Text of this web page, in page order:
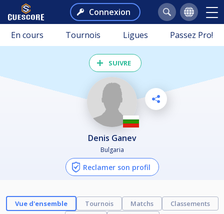
Connexion
En cours Tournois Ligues Passez Pro!
SUIVRE
Denis Ganev
Bulgaria
Reclamer son profil
Vue d'ensemble Tournois Matchs
Classements